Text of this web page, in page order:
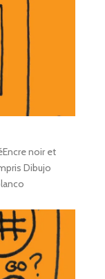
noir et
Dibujo